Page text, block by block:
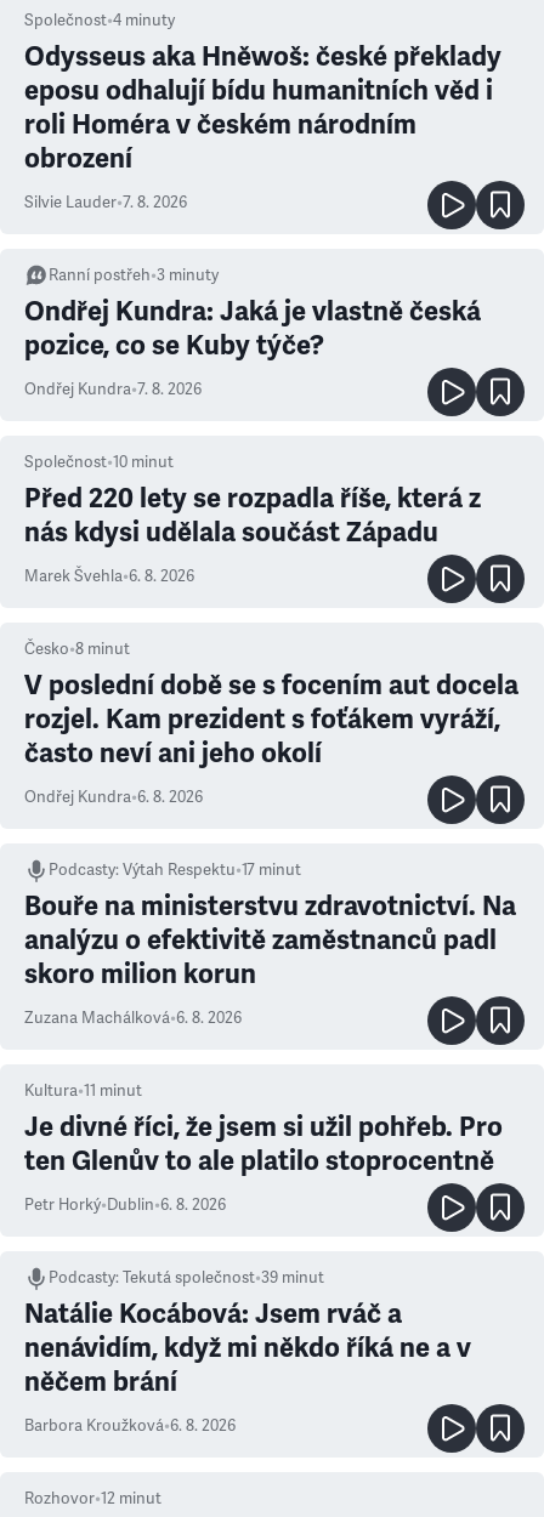
Společnost•4 minuty
Odysseus aka Hněwoš: české překlady
eposu odhalují bídu humanitních věd i
roli Homéra v českém národním
obrození
Silvie Lauder•7. 8. 2026
Ranní postřeh•3 minuty
Ondřej Kundra: Jaká je vlastně česká
pozice, co se Kuby týče?
Ondřej Kundra•7. 8. 2026
Společnost•10 minut
Před 220 lety se rozpadla říše, která z
nás kdysi udělala součást Západu
Marek Švehla•6. 8. 2026
Česko•8 minut
V poslední době se s focením aut docela
rozjel. Kam prezident s foťákem vyráží,
často neví ani jeho okolí
Ondřej Kundra•6. 8. 2026
Podcasty:Výtah Respektu•17 minut
Bouře na ministerstvu zdravotnictví. Na
analýzu o efektivitě zaměstnanců padl
skoro milion korun
Zuzana Machálková•6. 8. 2026
Kultura•11 minut
Je divné říci, že jsem si užil pohřeb. Pro
ten Glenův to ale platilo stoprocentně
Petr Horký•Dublin•6. 8. 2026
Podcasty:Tekutá společnost•39 minut
Natálie Kocábová: Jsem rváč a
nenávidím, když mi někdo říká ne a v
něčem brání
Barbora Kroužková•6. 8. 2026
Rozhovor•12 minut